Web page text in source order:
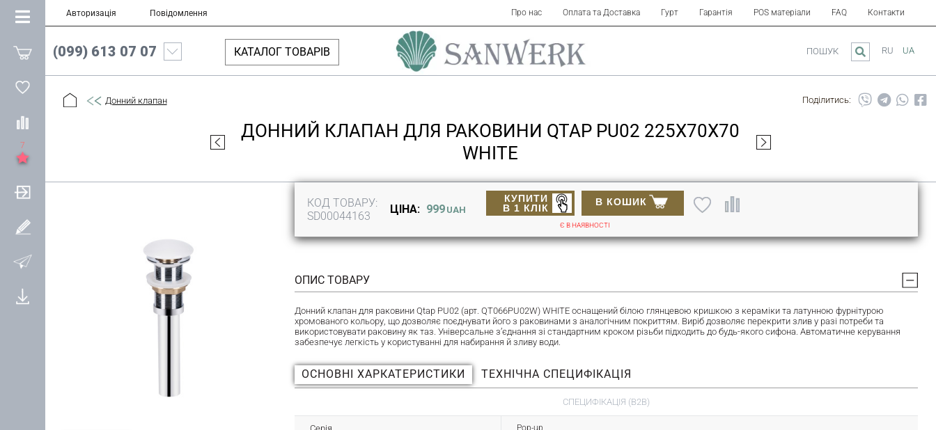
7
Авторизація Повідомлення Про нас Оплата та Доставка Гурт Гарантія POS матеріали FAQ Контакти
КАТАЛОГ ТОВАРІВ
(099) 613 07 07 RU UA
ПОШУК
Донний клапан Поділитись:
ДОННИЙ КЛАПАН ДЛЯ РАКОВИНИ QTAP PU02 225Х70Х70
WHITE
КОД ТОВАРУ:
SD00044163
ЦІНА: 999 UAH
В КОШИК
КУПИТИ
В 1 КЛІК
Є В НАЯВНОСТІ
ОПИС ТОВАРУ
Донний клапан для раковини Qtap PU02 (арт. QT066PU02W) WHITE оснащений білою глянцевою кришкою з кераміки та латунною фурнітурою
хромованого кольору, що дозволяє поєднувати його з раковинами з аналогічним покриттям. Виріб дозволяє перекрити злив у разі потреби та
використовувати раковину як таз. Універсальне з’єднання зі стандартним кроком різьби підходить до будь-якого сифона. Автоматичне керування
забезпечує легкість у користуванні для набирання й зливу води.
ОСНОВНІ ХАРКАТЕРИСТИКИ ТЕХНІЧНА СПЕЦИФІКАЦІЯ
СПЕЦИФІКАЦІЯ (B2B)
Pop-up